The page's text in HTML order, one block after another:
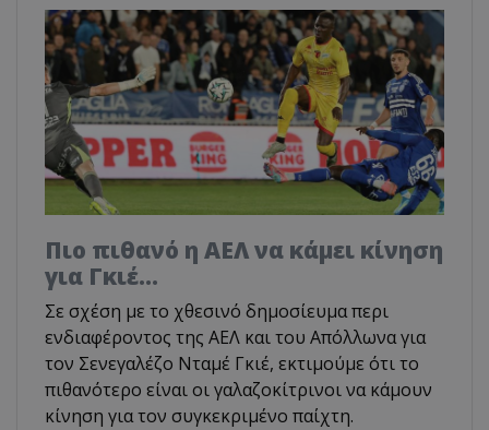
Πιο πιθανό η ΑΕΛ να κάμει κίνηση
για Γκιέ…
Σε σχέση με το χθεσινό δημοσίευμα περι
ενδιαφέροντος της ΑΕΛ και του Απόλλωνα για
τον Σενεγαλέζο Νταμέ Γκιέ, εκτιμούμε ότι το
πιθανότερο είναι οι γαλαζοκίτρινοι να κάμουν
κίνηση για τον συγκεκριμένο παίχτη.